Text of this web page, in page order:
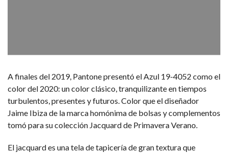
A finales del 2019, Pantone presentó el Azul 19-4052 como el
color del 2020: un color clásico, tranquilizante en tiempos
turbulentos, presentes y futuros. Color que el diseñador
Jaime Ibiza de la marca homónima de bolsas y complementos
tomó para su colección Jacquard de Primavera Verano.
El jacquard es una tela de tapicería de gran textura que